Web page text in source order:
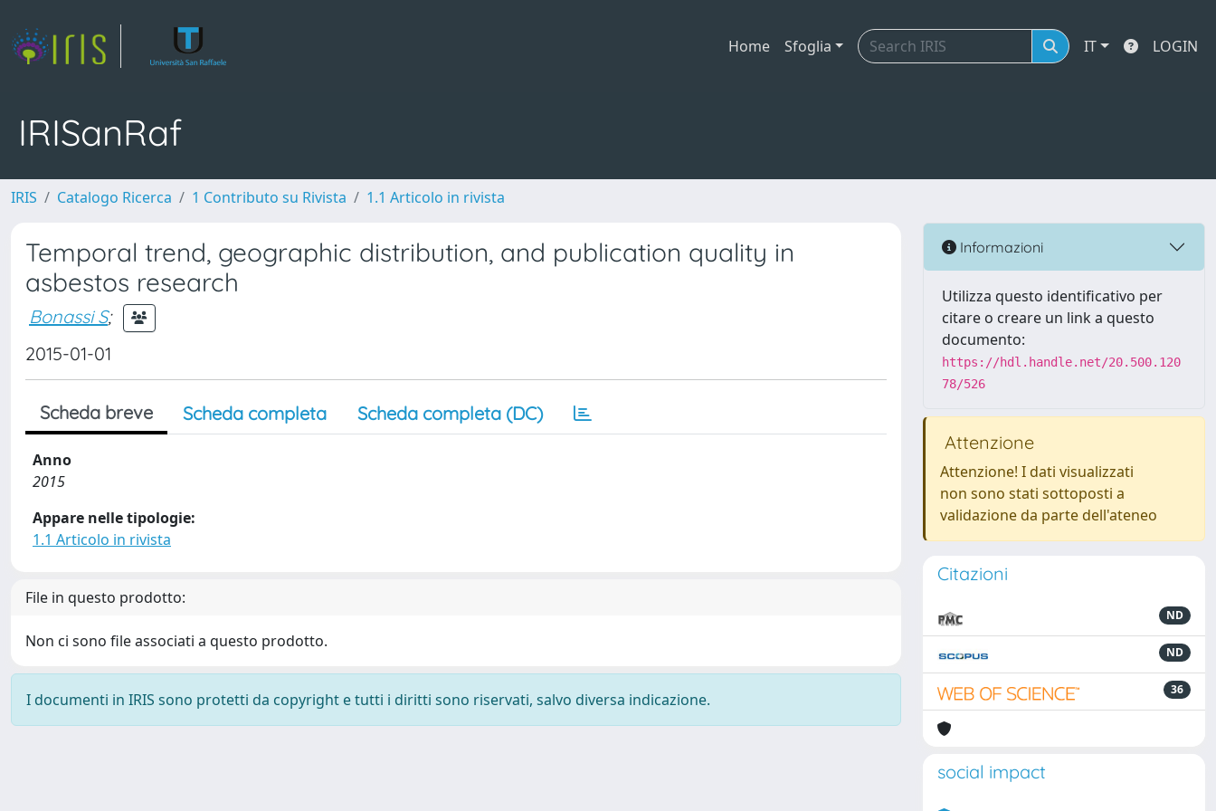
Home Sfoglia IT LOGIN
IRISanRaf
IRIS Catalogo Ricerca 1 Contributo su Rivista 1.1 Articolo in rivista
Temporal trend, geographic distribution, and publication quality in
asbestos research
Bonassi S;
2015-01-01
Scheda breve Scheda completa Scheda completa (DC)
Anno
2015
Appare nelle tipologie:
1.1 Articolo in rivista
File in questo prodotto:
Non ci sono file associati a questo prodotto.
I documenti in IRIS sono protetti da copyright e tutti i diritti sono riservati, salvo diversa indicazione.
Informazioni
Utilizza questo identificativo per
citare o creare un link a questo
documento:
https://hdl.handle.net/20.500.120
78/526
Attenzione
Attenzione! I dati visualizzati
non sono stati sottoposti a
validazione da parte dell'ateneo
Citazioni
ND
ND
36
social impact